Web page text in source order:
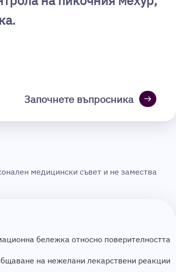
Започнете въпросника arrow_right_alt
медицински съвет и не замества
бележка относно поверителността
на нежелани лекарствени реакции